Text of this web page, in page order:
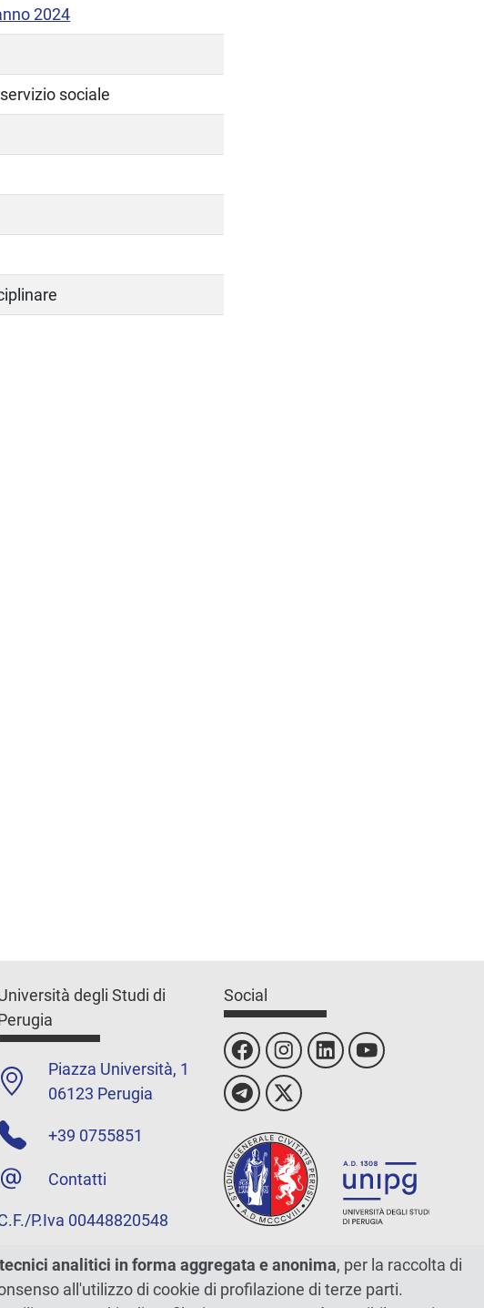
2024
sociale
degli Studi di
Piazza Università, 1
06123 Perugia
+39 0755851
Contatti
P.Iva 00448820548
Social
analitici in forma aggregata e anonima, per la raccolta di
all'utilizzo di cookie di profilazione di terze parti.